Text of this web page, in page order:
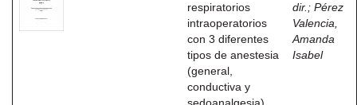
respiratorios
intraoperatorios
con 3 diferentes
tipos de anestesia
(general,
conductiva y
dir. ; Pérez
Valencia,
Amanda
Isabel